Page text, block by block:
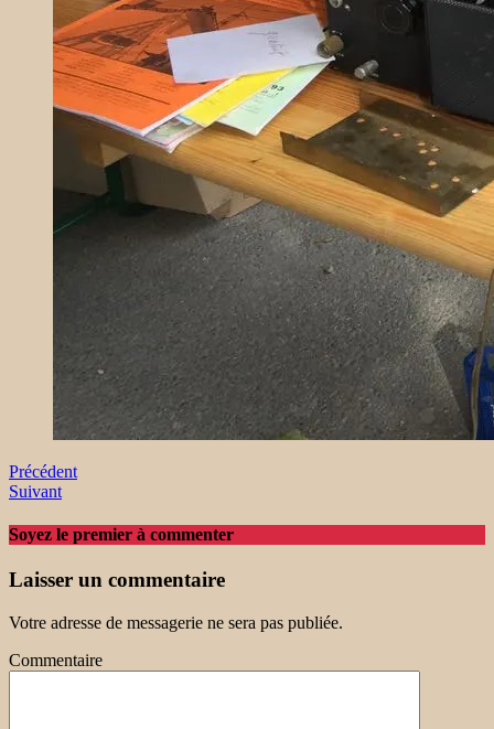
Précédent
Suivant
Soyez le premier à commenter
Laisser un commentaire
Votre adresse de messagerie ne sera pas publiée.
Commentaire